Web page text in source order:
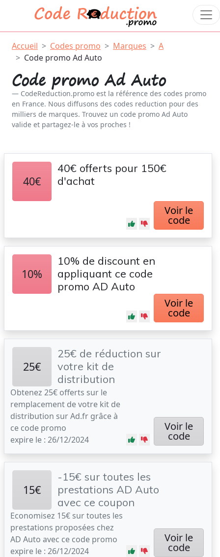
Accueil Codes promo Marques
A
Code promo Ad Auto
Code promo Ad Auto
CodeReduction.promo est la référence des codes promo
en France. Nous diffusons des codes reduction pour des
milliers de marques. Trouvez un code promo Ad Auto
valide et partagez-le à vos proches !
40€
40€ offerts pour 150€
d'achat
Voir le
code
10%
10% de discount en
appliquant ce code
promo AD Auto
Voir le
code
25€
25€ de réduction sur
votre kit de
distribution
Obtenez 25€ offerts sur le
remplacement de votre kit de
distribution sur Ad.fr grâce à
ce code promo
expire le : 26/12/2024
Voir le
code
15€
-15€ sur toutes les
prestations AD Auto
avec ce coupon
Economisez 15€ sur toutes les
prestations proposées chez
AD Auto avec ce code promo
expire le : 26/12/2024
Voir le
code